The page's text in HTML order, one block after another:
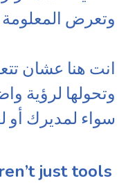
وتعرض
سواء لمديرك أو
just tools